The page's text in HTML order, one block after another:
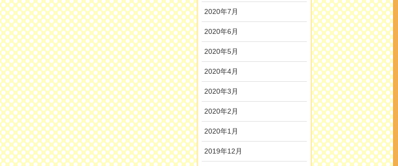
2020年7月
2020年6月
2020年5月
2020年4月
2020年3月
2020年2月
2020年1月
2019年12月